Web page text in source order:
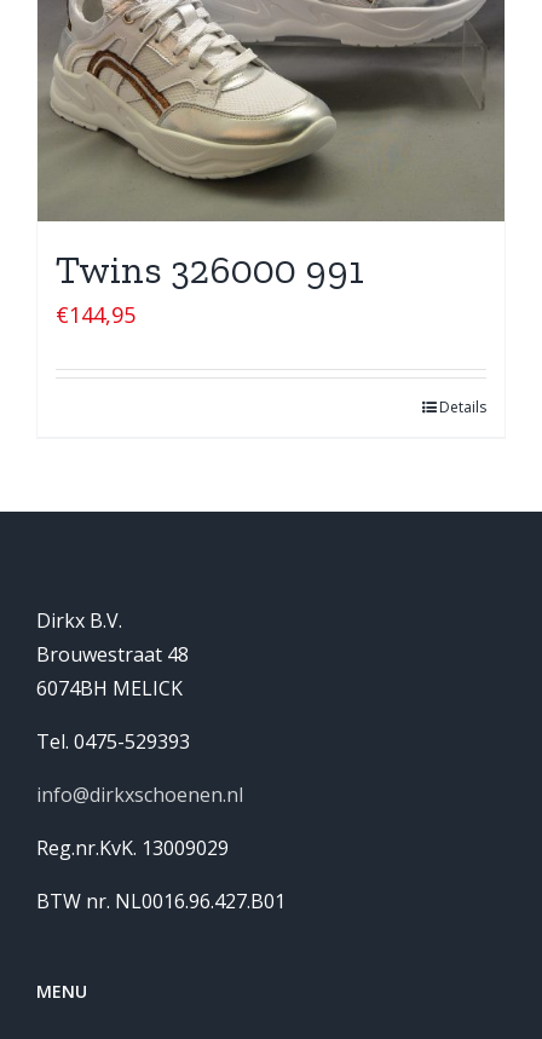
Twins 326000 991
€144,95
Details
Dirkx B.V.
Brouwestraat 48
6074BH MELICK
Tel. 0475-529393
info@dirkxschoenen.nl
Reg.nr.KvK. 13009029
BTW nr. NL0016.96.427.B01
MENU